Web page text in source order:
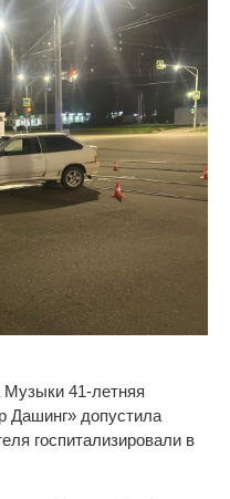
Музыки 41-летняя
Дашинг» допустила
госпитализировали в